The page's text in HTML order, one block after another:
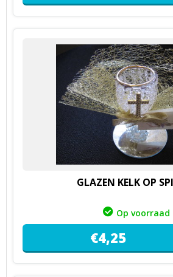
GLAZEN KELK OP
Op voorraad
€4,25